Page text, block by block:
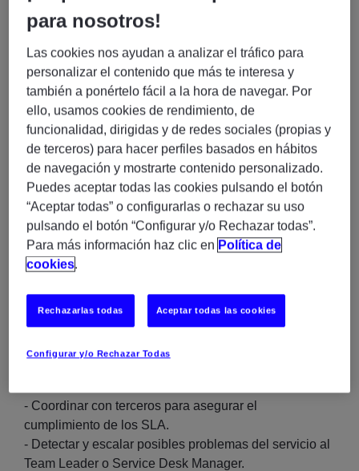
problemas tecnológicos reportados por empleados en
La persona será el primer punto de contacto,
garantizando un servicio al cliente de alta calidad, una
gestión eficiente de incidencias y su correcta
escalación cuando sea necesario.
Funciones y responsabilidades:
- Actuar como primer punto de contacto del Service
Desk, gestionando llamadas y correos entrantes (ITSM
ServiceNow)
- Registrar y actualizar incidencias en el sistema,
asegurando la correcta recopilación de la información.
- Diagnosticar y resolver incidencias aplicando
servicio (SLA).
- Escalar incidencias que no puedan resolverse en
primer nivel/ segundo nivel al equipo correspondiente.
- Coordinar con terceros para asegurar el
cumplimiento de los SLA.
- Detectar y escalar posibles problemas del servicio al
Team Leader o Service Desk Manager.
para nosotros!
Las cookies nos ayudan a analizar el tráfico para
personalizar el contenido que más te interesa y
también a ponértelo fácil a la hora de navegar. Por
ello, usamos cookies de rendimiento, de
funcionalidad, dirigidas y de redes sociales (propias y
de terceros) para hacer perfiles basados en hábitos
de navegación y mostrarte contenido personalizado.
Puedes aceptar todas las cookies pulsando el botón
“Aceptar todas” o configurarlas o rechazar su uso
pulsando el botón “Configurar y/o Rechazar todas”.
Para más información haz clic en Política de
cookies.
Configurar y/o Rechazar Todas
Rechazarlas todas Aceptar todas las cookies